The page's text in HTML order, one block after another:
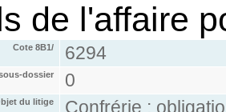
de l'affaire
Cote 8B1/ 6294
dossier 0
du litige
Confrérie :